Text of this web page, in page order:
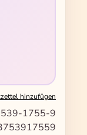
hinzufügen
1755-9